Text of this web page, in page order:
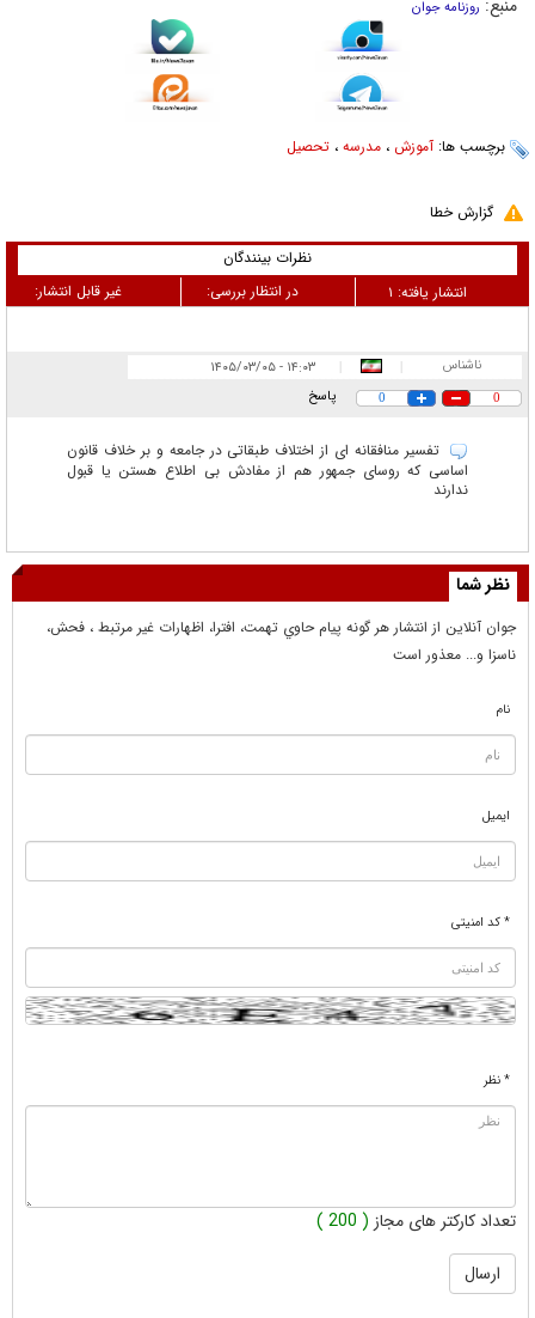
منبع: روزنامه جوان
برچسب ها: آموزش ، مدرسه ، تحصیل
گزارش خطا
نظرات بینندگان
غیر قابل انتشار:
در انتظار بررسی: انتشار یافته: ۱
ناشناس ۱۴:۰۳ - ۱۴۰۵/۰۳/۰۵
0
0 پاسخ
تفسیر منافقانه ای از اختلاف طبقاتی در جامعه و بر خلاف قانون
اساسی که روسای جمهور هم از مفادش بی اطلاع هستن یا قبول
ندارند
نظر شما
جوان آنلاين از انتشار هر گونه پيام حاوي تهمت، افترا، اظهارات غير مرتبط ، فحش،
ناسزا و... معذور است
نام
ایمیل
* کد امنیتی
* نظر
تعداد کارکتر های مجاز ( 200 )